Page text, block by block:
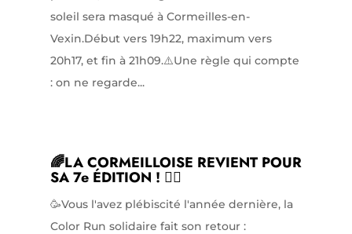
soleil sera masqué à Cormeilles-en-
Vexin.Début vers 19h22, maximum vers
20h17, et fin à 21h09.⚠️Une règle qui compte
: on ne regarde...
🌈LA CORMEILLOISE REVIENT POUR
SA 7e ÉDITION ! 🏃‍♀️
🥳Vous l'avez plébiscité l'année dernière, la
Color Run solidaire fait son retour :